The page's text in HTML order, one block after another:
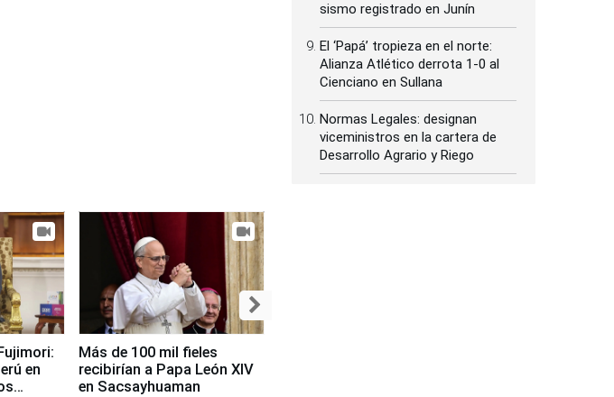
en
Más de 100 mil fieles
recibirían a Papa León XIV
en Sacsayhuaman
sismo registrado en Junín
El ‘Papá’ tropieza en el norte:
Alianza Atlético derrota 1-0 al
Cienciano en Sullana
Normas Legales: designan
viceministros en la cartera de
Desarrollo Agrario y Riego